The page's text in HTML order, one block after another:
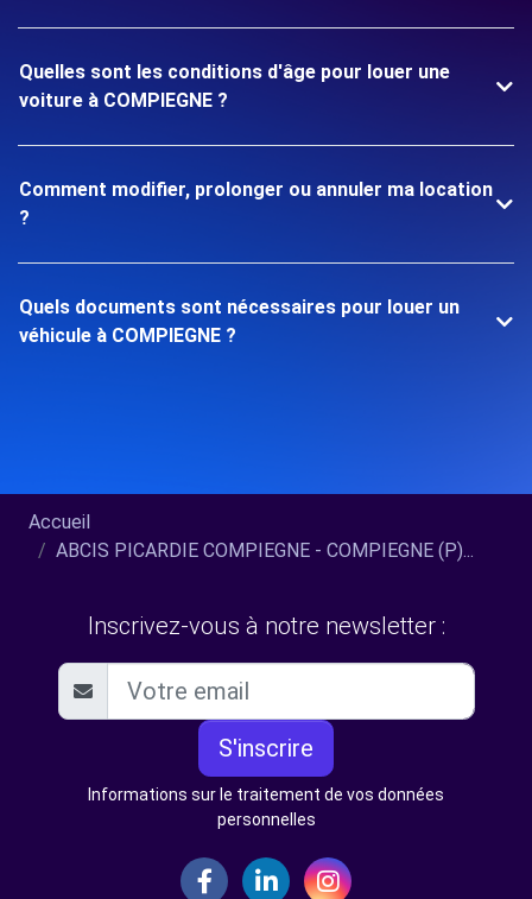
Quelles sont les conditions d'âge pour louer une
voiture à COMPIEGNE ?
Comment modifier, prolonger ou annuler ma location
?
Quels documents sont nécessaires pour louer un
véhicule à COMPIEGNE ?
Accueil
ABCIS PICARDIE COMPIEGNE - COMPIEGNE (P)...
Inscrivez-vous à notre newsletter :
S'inscrire
Informations sur le traitement de vos données
personnelles